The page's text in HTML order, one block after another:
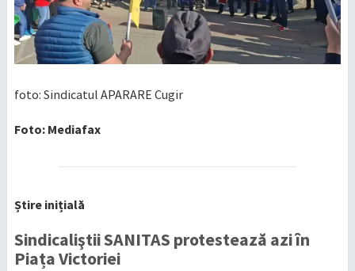
foto: Sindicatul APARARE Cugir
Foto: Mediafax
Știre inițială
Sindicaliştii SANITAS protestează azi în
Piața Victoriei